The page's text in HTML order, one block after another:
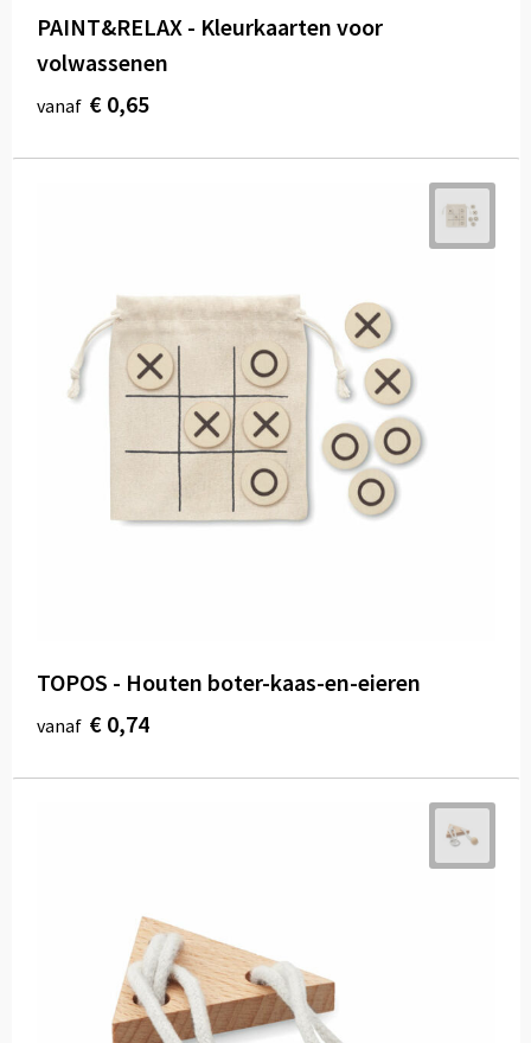
PAINT&RELAX - Kleurkaarten voor
volwassenen
vanaf € 0,65
TOPOS - Houten boter-kaas-en-eieren
vanaf € 0,74